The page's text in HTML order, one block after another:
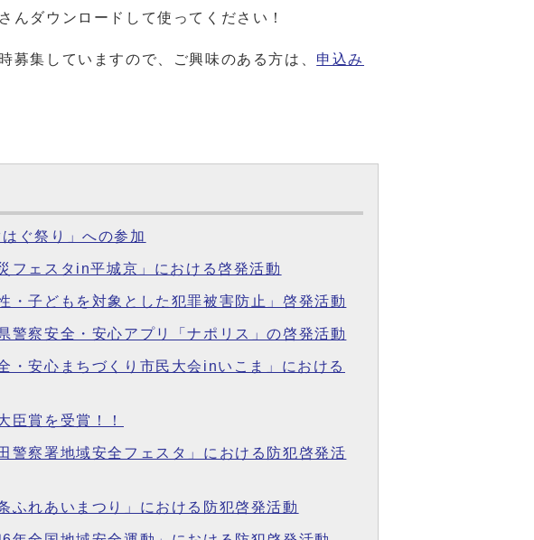
んダウンロードして使ってください！
集していますので、ご興味のある方は、 申込み
ぐ祭り」への参加
フェスタin平城京」における啓発活動
子どもを対象とした犯罪被害防止」啓発活動
察安全・安心アプリ「ナポリス」の啓発活動
安心まちづくり市民大会inいこま」における
臣賞を受賞！！
察署地域安全フェスタ」における防犯啓発活
ふれあいまつり」における防犯啓発活動